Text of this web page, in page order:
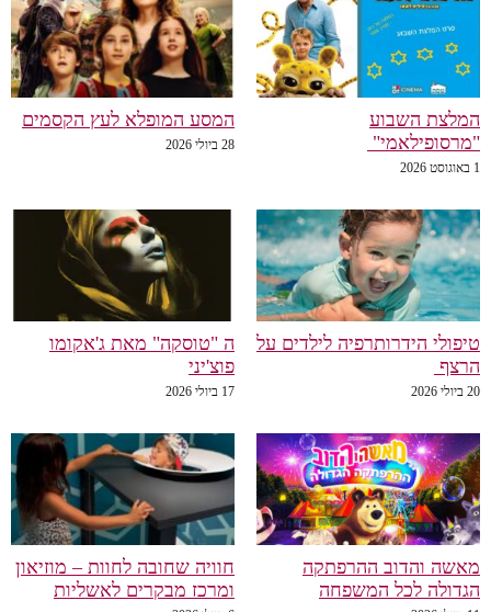
המלצת השבוע
"מרסופילאמי"
1 באוגוסט 2026
המסע המופלא לעץ הקסמים
28 ביולי 2026
טיפולי הידרותרפיה לילדים על
הרצף
20 ביולי 2026
ה "טוסקה" מאת ג'אקומו
פוצ'יני
17 ביולי 2026
מאשה והדוב ההרפתקה
הגדולה לכל המשפחה
חוויה שחובה לחוות – מוזיאון
ומרכז מבקרים לאשליות